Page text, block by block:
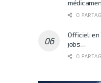
0
Officiel: en
jobs…
0